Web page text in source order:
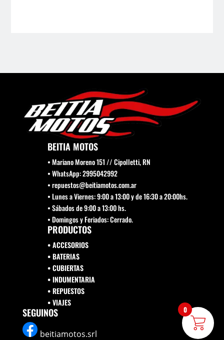
BEITIA MOTOS
• Mariano Moreno 151 // Cipolletti, RN
• WhatsApp: 2995042992
• repuestos@beitiamotos.com.ar
• Lunes a Viernes: 9:00 a 13:00 y de 16:30 a 20:00hs.
• Sábados de 9:00 a 13:00 hs.
• Domingos y Feriados: Cerrado.
PRODUCTOS
• ACCESORIOS
• BATERIAS
• CUBIERTAS
• INDUMENTARIA
• REPUESTOS
•VIAJES
SEGUINOS
beitiamotos.srl
0